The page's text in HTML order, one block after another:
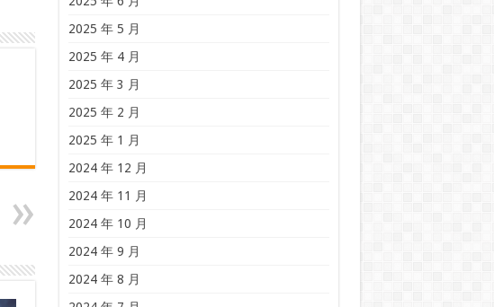
2025 年 5 月
2025 年 4 月
2025 年 3 月
2025 年 2 月
2025 年 1 月
2024 年 12 月
2024 年 11 月
2024 年 10 月
2024 年 9 月
2024 年 8 月